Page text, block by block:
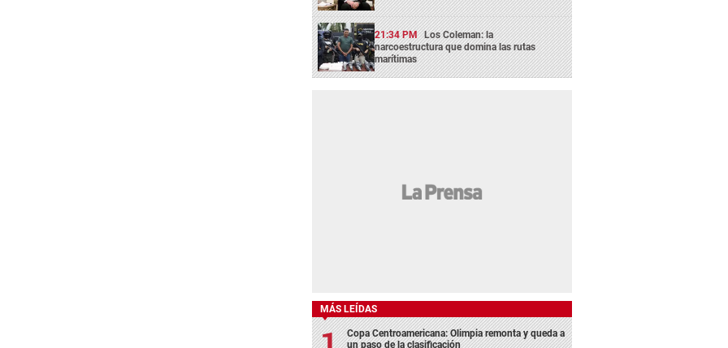
21:34 PM Los Coleman: la
narcoestructura que domina las rutas
marítimas
MÁS LEÍDAS
Copa Centroamericana: Olimpia remonta y queda a
un paso de la clasificación